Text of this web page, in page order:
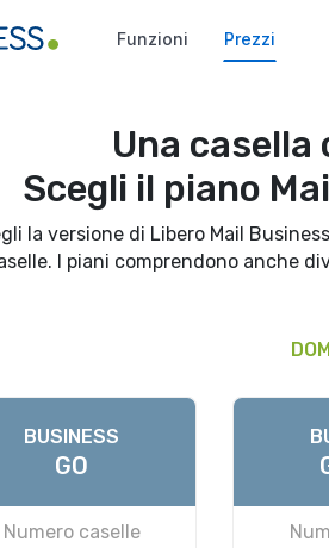
Funzioni Prezzi
Una casella
Scegli il piano
la versione di Libero Mail
I piani comprendono anche
BUSINESS
GO
Numero caselle